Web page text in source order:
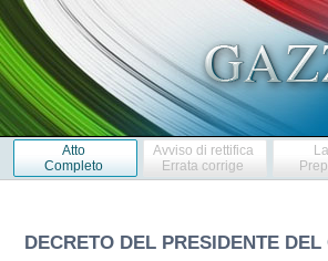
Atto
Completo
Avviso di rettifica
Errata corrige
DECRETO DEL PRESIDENTE